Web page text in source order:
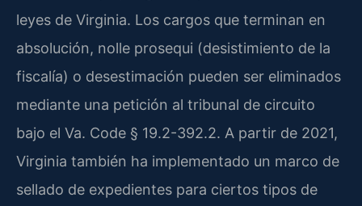
leyes de Virginia. Los cargos que terminan en
absolución, nolle prosequi (desistimiento de la
fiscalía) o desestimación pueden ser eliminados
mediante una petición al tribunal de circuito
bajo el Va. Code § 19.2-392.2. A partir de 2021,
Virginia también ha implementado un marco de
sellado de expedientes para ciertos tipos de